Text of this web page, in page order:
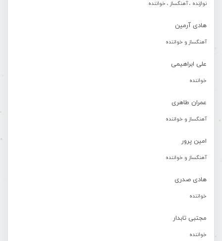
نوازنده ، آهنگساز ، خواننده
هادی آرمین
آهنگساز و خواننده
علی ابراهیمی
خواننده
عمران طاهری
آهنگساز و خواننده
امین پرور
آهنگساز و خواننده
هادی صدری
خواننده
مجتبی تابدار
خواننده